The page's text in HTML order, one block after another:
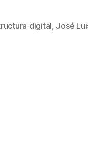
digital, José